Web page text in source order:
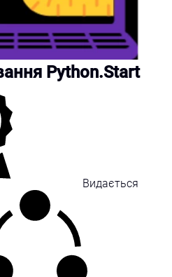
Python.Start
Видається